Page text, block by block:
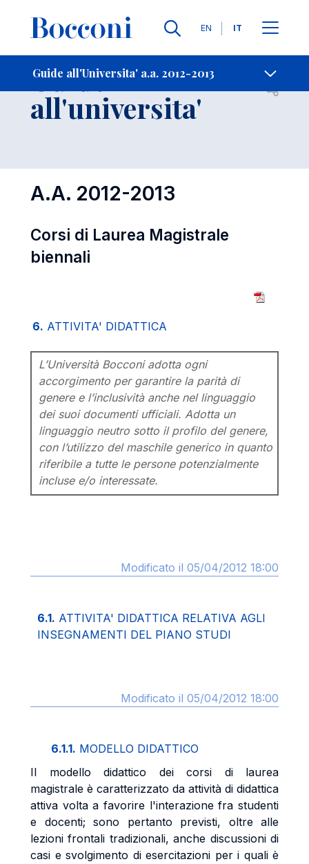
Lingue
EN IT
Guide all'Universita' a.a. 2012-2013
-
Guide
all'universita' Open
A.A. 2012-2013
Corsi di Laurea Magistrale
biennali
6. ATTIVITA' DIDATTICA
L’Università Bocconi adotta ogni
accorgimento per garantire la parità di
genere e l’inclusività anche nel linguaggio
dei suoi documenti ufficiali. Adotta un
linguaggio neutro sotto il profilo del genere,
con l’utilizzo del maschile generico in quanto
riferibile a tutte le persone potenzialmente
incluse e/o interessate.
Modificato il 05/04/2012 18:00
6.1. ATTIVITA' DIDATTICA RELATIVA AGLI
INSEGNAMENTI DEL PIANO STUDI
Modificato il 05/04/2012 18:00
6.1.1. MODELLO DIDATTICO
Il modello didattico dei corsi di laurea
magistrale è caratterizzato da attività di didattica
attiva volta a favorire l'interazione fra studenti
e docenti; sono pertanto previsti, oltre alle
lezioni frontali tradizionali, anche discussioni di
casi e svolgimento di esercitazioni per i quali è